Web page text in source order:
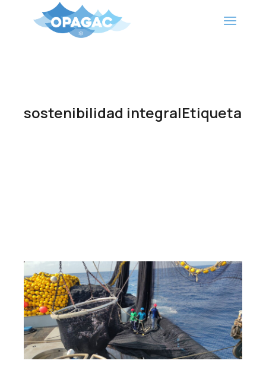
contenido
sostenibilidad integralEtiqueta